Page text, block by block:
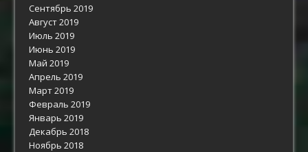
Сентябрь 2019
Август 2019
Июль 2019
Июнь 2019
Май 2019
Апрель 2019
Март 2019
Февраль 2019
Январь 2019
Декабрь 2018
Ноябрь 2018